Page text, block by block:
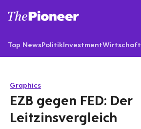
Top NewsPolitikInvestmentWirtschaft
Graphics
EZB gegen FED: Der
Leitzinsvergleich